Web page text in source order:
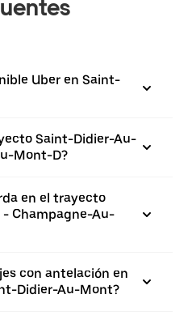
Uber en Saint-
Saint-Didier-Au-
Mont-D?
en el trayecto
Champagne-Au-
con antelación en
Didier-Au-Mont?